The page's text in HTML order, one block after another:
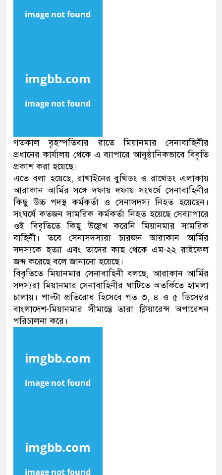
গতকাল বৃহস্পতিবার রাতে মিয়ানমার সেনাবাহিনীর
প্রধানের কার্যালয় থেকে এ ব্যাপারে আনুষ্ঠানিকভাবে বিবৃতি
প্রকাশ করা হয়েছে।
এতে বলা হয়েছে, রাখাইনের বুথিডং ও রাথেডং এলাকায়
আরাকান আর্মির সঙ্গে দফায় দফায় সংঘর্ষে সেনাবাহিনীর
কিছু উচ্চ পদস্থ কর্মকর্তা ও সেনাসদস্য নিহত হয়েছেন।
সংঘর্ষে কতজন সামরিক কর্মকর্তা নিহত হয়েছে সেব্যাপারে
ওই বিবৃতিতে কিছু উল্লেখ করেনি মিয়ানমার সামরিক
বাহিনী। তবে সেনাসদস্যরা চারজন আরাকান আর্মির
সদস্যকে হত্যা এবং তাদের কাছ থেকে এম-২২ রাইফেল
জব্দ করেছে বলে জানানো হয়েছে।
বিবৃতিতে মিয়ানমার সেনাবাহিনী বলছে, আরাকান আর্মির
সদস্যরা মিয়ানমার সেনাবাহিনীর ঘাটিতে অতর্কিতে হামলা
চালায়। পাল্টা প্রতিরোধ হিসেবে গত ৩, ৪ ও ৫ ডিসেম্বর
বাংলাদেশ-মিয়ানমার সীমান্তে তারা ক্লিয়ারেন্স অপারেশন
পরিচালনা করে।